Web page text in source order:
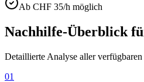
Ab CHF 35/h möglich
Nachhilfe-Überblick
Detaillierte Analyse aller
01